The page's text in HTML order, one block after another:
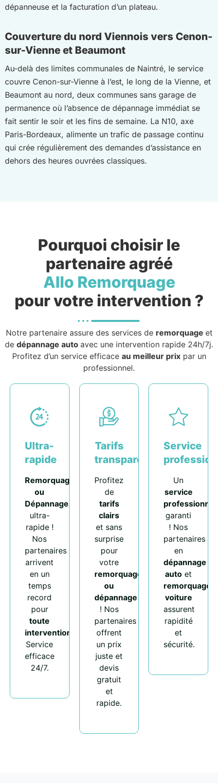
dépanneuse et la facturation d’un plateau.
Couverture du nord Viennois vers Cenon-
sur-Vienne et Beaumont
Au-delà des limites communales de Naintré, le service
couvre Cenon-sur-Vienne à l’est, le long de la Vienne, et
Beaumont au nord, deux communes sans garage de
permanence où l’absence de dépannage immédiat se
fait sentir le soir et les fins de semaine. La N10, axe
Paris-Bordeaux, alimente un trafic de passage continu
qui crée régulièrement des demandes d’assistance en
dehors des heures ouvrées classiques.
Pourquoi choisir le
partenaire agréé
Allo Remorquage
pour votre intervention ?
Notre partenaire assure des services de remorquage et
de dépannage auto avec une intervention rapide 24h/7j.
Profitez d’un service efficace au meilleur prixpar un
professionnel.
Ultra-
rapide
Remorquage
ou
Dépannage
ultra-
rapide !
Nos
partenaires
arrivent
en un
temps
record
pour
toute
intervention
Service
efficace
24/7.
Tarifs
transparents
Profitez
de
tarifs
clairs
et sans
surprise
pour
votre
remorquage
ou
dépannage
! Nos
partenaires
offrent
un prix
juste et
devis
gratuit
et
rapide.
Service
Un
service
professionnel
garanti
! Nos
partenaires
en
dépannage
auto et
remorquage
voiture
assurent
rapidité
et
sécurité.